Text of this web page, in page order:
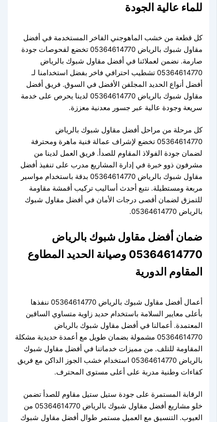
للماء عالية الجودة
كل قطعة من خشب الماهوجني الفاخر المستخدمة في أفضل
مقاول شبوك بالرياض 05364614770 تخضع لفحوصات جودة
صارمة. نضمن لعملائنا في أفضل مقاول شبوك بالرياض
05364614770 تشطيب احترافي فاخر بفضل استخدامنا لـ
أفضل أنواع الحديد المجلفن الأفضل في السوق. فريق أفضل
مقاول شبوك بالرياض 05364614770 لدينا يحرص على خدمة
سريعة وجودة عالية عبر جسور معدنية معززة.
كل مرحلة من مراحل أفضل مقاول شبوك بالرياض
05364614770 تخضع لإشراف عمالة فنية ماهرة ومحترفة
لضمان جودة الفولاذ المقاوم للصدأ. فريق العمل لدينا من
مشرفون ذوو خبرة في إدارة المشاريع مدرب على تنفيذ أفضل
مقاول شبوك بالرياض 05364614770 بدقة باستخدام مواسير
مربعة ومستطيلة. نتبع أحدث أساليب تركيب أقمشة مقاومة
للتمزق لضمان أقصى درجات الأمان في أفضل مقاول شبوك
بالرياض 05364614770.
ضمان أفضل مقاول شبوك بالرياض
05364614770 وصيانة الحديد المطاوع
المقاوم الدورية
أعمال أفضل مقاول شبوك بالرياض 05364614770 ننفذها
بأعلى معايير السلامة باستخدام حديد زاوية متساوي الساقين
المعتمدة. أعمالنا في أفضل مقاول شبوك بالرياض
05364614770 مشمولة بضمان طويل مع أعمدة حديدية مشكلة
المقاومة للتلف. من مميزات خدماتنا في أفضل مقاول شبوك
بالرياض 05364614770 استخدام خشب الجوز الداكن مع فريق
كفاءات وطنية مدربة على أعلى مستوى المحترف.
الرقابة المستمرة على جودة ستيل ستيل مقاوم للصدأ تضمن
خلو مشاريع أفضل مقاول شبوك بالرياض 05364614770 من
العيوب. التنسيق مع العميل مستمر طوال أفضل مقاول شبوك